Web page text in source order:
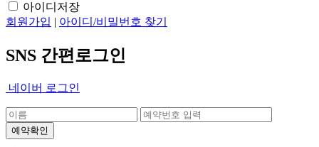
아이디저장
회원가입 | 아이디/비밀번호 찾기
SNS 간편로그인
네이버 로그인